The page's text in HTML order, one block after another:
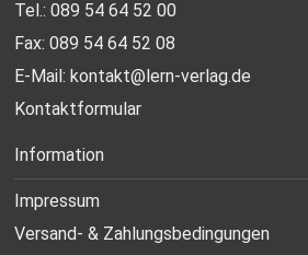
Tel.: 089 54 64 52 00
Fax: 089 54 64 52 08
E-Mail:kontakt@lern-verlag.de
Kontaktformular
Information
Impressum
Versand- & Zahlungsbedingungen